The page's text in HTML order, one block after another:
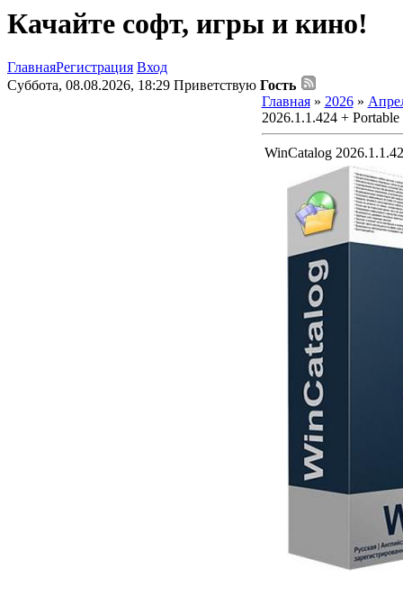
Качайте софт, игры и кино!
ГлавнаяРегистрация Вход
Суббота, 08.08.2026, 18:29 Приветствую Гость
Главная» 2026 »
2026.1.1.424 +
WinCatalog